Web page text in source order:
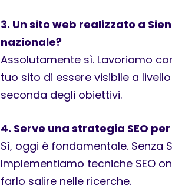
3. Un sito web realizzato a
nazionale?
Assolutamente sì. Lavoriamo
tuo sito di essere visibile a
seconda degli obiettivi.
4. Serve una strategia SEO
Sì, oggi è fondamentale. Senza
Implementiamo tecniche SEO
farlo salire nelle ricerche.